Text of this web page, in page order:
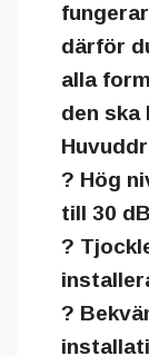
därför
alla
den ska
? Hög
till 30 dB
?
?